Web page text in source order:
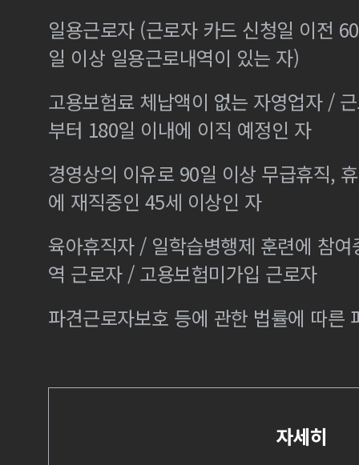
일용근로자 (근로자 카드 신청일 이전
일 이상 일용근로내역이 있는 자)
고용보험료 체납액이 없는 자영업자 /
부터 180일 이내에 이직 예정인 자
경영상의 이유로 90일 이상 무급휴직,
에 재직중인 45세 이상인 자
육아휴직자 / 일학습병행제 훈련에 참
역 근로자 / 고용보험미가입 근로자
파견근로자보호 등에 관한 법률에 따른
자세히